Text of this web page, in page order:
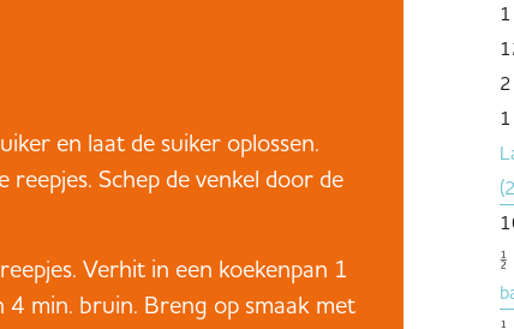
½
en laat de suiker oplossen.
reepjes. Schep de venkel door de
Verhit in een koekenpan 1
4 min. bruin. Breng op smaak met